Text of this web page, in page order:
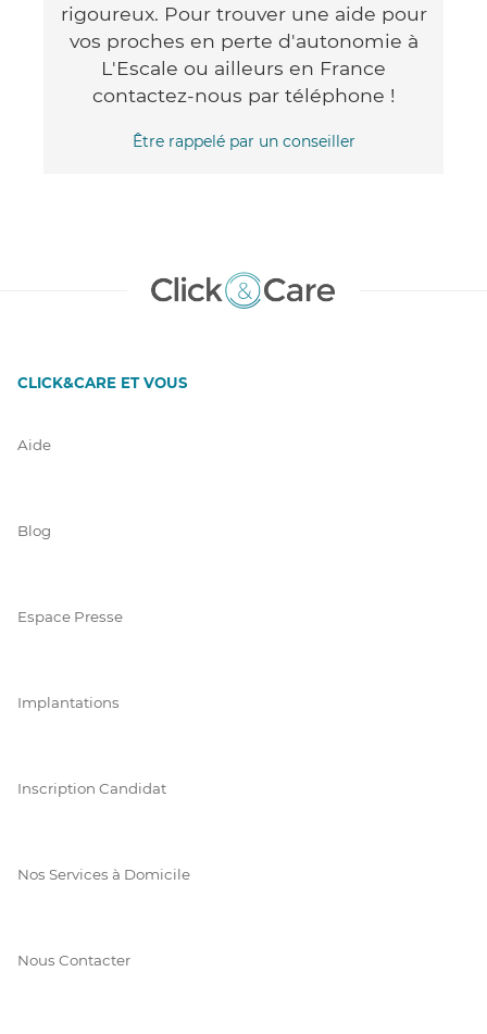
rigoureux. Pour trouver une aide pour
vos proches en perte d'autonomie à
L'Escale ou ailleurs en France
contactez-nous par téléphone !
Être rappelé par un conseiller
CLICK&CARE ET VOUS
Aide
Blog
Espace Presse
Implantations
Inscription Candidat
Nos Services à Domicile
Nous Contacter